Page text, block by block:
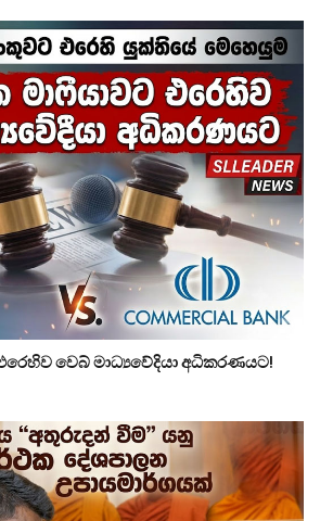
වෙබ් මාධ්‍යවේදියා අධිකරණයට!